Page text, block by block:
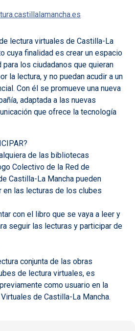
lectura virtuales de Castilla-La
cuya finalidad es crear un espacio
para los ciudadanos que quieran
la lectura, y no puedan acudir a un
Con él se promueve una nueva
adaptada a las nuevas
que ofrece la tecnología
de las bibliotecas
Colectivo de la Red de
Castilla-La Mancha pueden
en las lecturas de los clubes
con el libro que se vaya a leer y
seguir las lecturas y participar de
conjunta de las obras
de lectura virtuales, es
como usuario en la
de Castilla-La Mancha.